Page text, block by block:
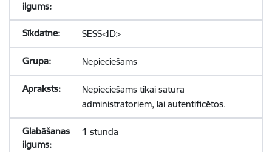
SESS<ID>
Nepieciešams
Nepieciešams tikai satura
administratoriem, lai autentificētos.
1 stunda